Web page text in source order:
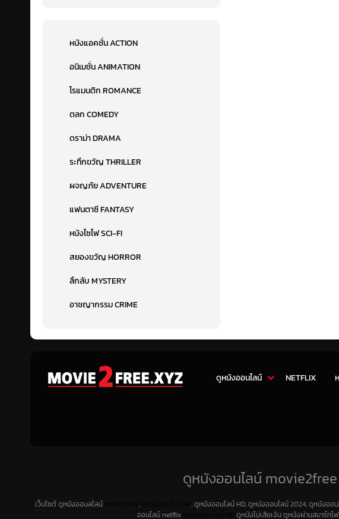
หนังแอคชั่น ACTION
อนิเมชั่น ANIMATION
โรแมนติก ROMANCE
ตลก COMEDY
ดราม่า DRAMA
ระทึกขวัญ THRILLER
ผจญภัย ADVENTURE
แฟนตาซี FANTASY
หนังไซไฟ SCI-FI
สยองขวัญ HORROR
ลึกลับ MYSTERY
อาชญากรรม CRIME
ดูหนังออนไลน์ NETFLIX
ดูหนังออนไลน์
เว็บไซต์ ดูหนังออนลไลน์ ,
, ดูหนังออนไลน์ HD, ดูหนังออนไลน์ 2024, ดูหนังออ
ออนไลน์ netflix
ดูหนังไม่เสียเงิน ดูหนังผ่านสมาร์ทโ